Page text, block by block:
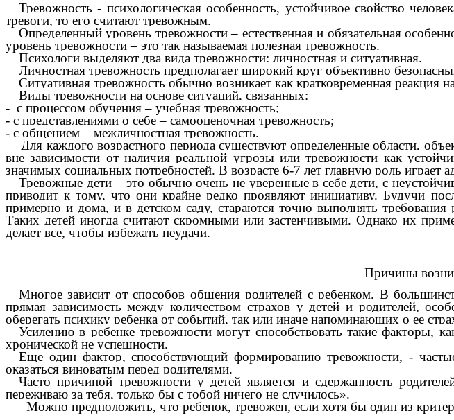
Тревожность - психологическая особенность, устойчивое свойство
тревоги, то его считают тревожным.
Определенный уровень тревожности – естественная и обязательная
уровень тревожности – это так называемая полезная тревожность.
Психологи выделяют два вида тревожности: личностная и ситуативная.
Личностная тревожность предполагает широкий круг объективно
Ситуативная тревожность обычно возникает как кратковременная
Виды тревожности на основе ситуаций, связанных:
- с процессом обучения – учебная тревожность;
- с представлениями о себе – самооценочная тревожность;
- с общением – межличностная тревожность.
Для каждого возрастного периода существуют определенные области,
вне зависимости от наличия реальной угрозы или тревожности как
значимых социальных потребностей. В возрасте 6-7 лет главную роль играет
Тревожные дети – это обычно очень не уверенные в себе дети, с
приводит к тому, что они крайне редко проявляют инициативу. Будучи
примерно и дома, и в детском саду, стараются точно выполнять
Таких детей иногда считают скромными или застенчивыми. Однако их
делает все, чтобы избежать неудачи.
Причины
Многое зависит от способов общения родителей с ребенком. В
прямая зависимость между количеством страхов у детей и родителей,
оберегать психику ребенка от событий, так или иначе напоминающих о ее
Усилению в ребенке тревожности могут способствовать такие факторы,
хронической не успешности.
Еще один фактор, способствующий формированию тревожности, -
оказаться виноватым перед родителями.
Часто причиной тревожности у детей является и сдержанность
переживаю за тебя, только бы с тобой ничего не случилось».
Можно предположить, что ребенок, тревожен, если хотя бы один из